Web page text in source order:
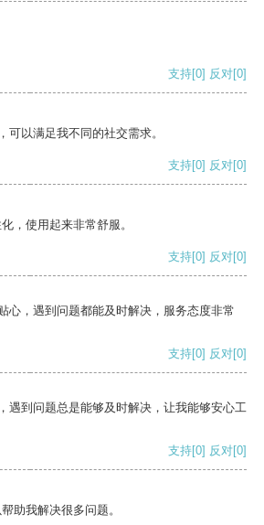
支持[0] 反对[0]
可以满足我不同的社交需求。
支持[0] 反对[0]
，使用起来非常舒服。
支持[0] 反对[0]
心，遇到问题都能及时解决，服务态度非常
支持[0] 反对[0]
遇到问题总是能够及时解决，让我能够安心工
支持[0] 反对[0]
助我解决很多问题。